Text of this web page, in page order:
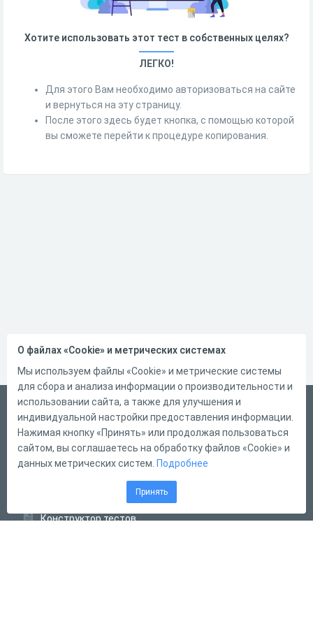
Хотите использовать этот тест в собственных целях?
ЛЕГКО!
Для этого Вам необходимо авторизоваться на сайте
и вернуться на эту страницу.
После этого здесь будет кнопка, с помощью которой
вы сможете перейти к процедуре копирования.
Русский
Справка
Форма обратной связи
Конструктор тестов
О файлах «Cookie» и метрических системах
Мы используем файлы «Cookie» и метрические системы
для сбора и анализа информации о производительности и
использовании сайта, а также для улучшения и
индивидуальной настройки предоставления информации.
Нажимая кнопку «Принять» или продолжая пользоваться
сайтом, вы соглашаетесь на обработку файлов «Cookie» и
данных метрических систем. Подробнее
Принять